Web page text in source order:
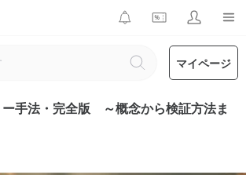
マイページ
ー手法・完全版 ～概念から検証方法ま